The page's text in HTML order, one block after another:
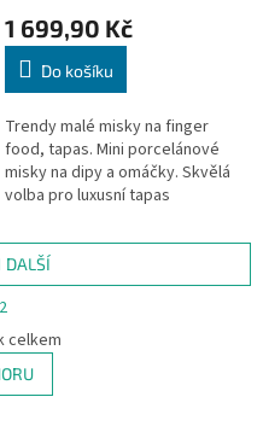
1 699,90 Kč
Do košíku
Trendy malé misky na finger
food, tapas. Mini porcelánové
misky na dipy a omáčky. Skvělá
volba pro luxusní tapas
DALŠÍ
2
celkem